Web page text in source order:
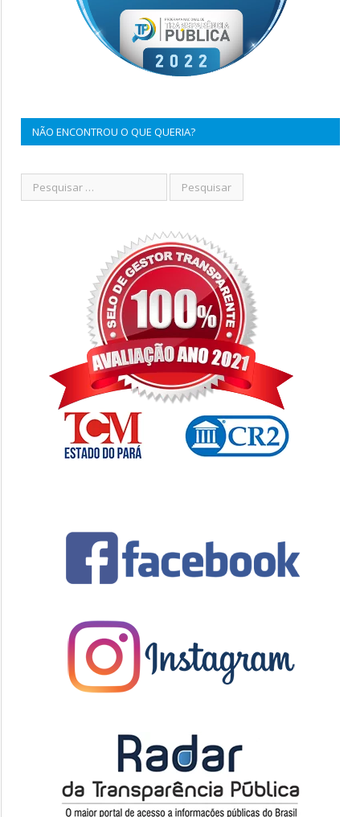
NÃO ENCONTROU O QUE QUERIA?